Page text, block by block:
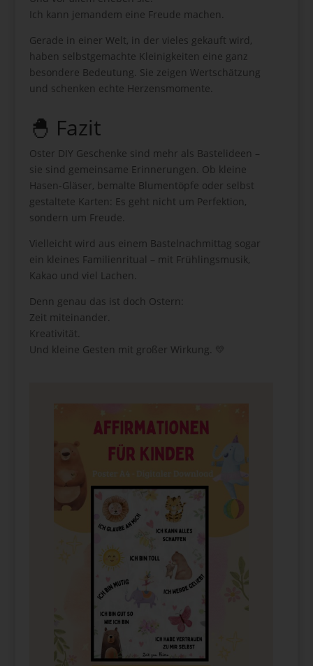
Ich kann jemandem eine Freude machen.
Gerade in einer Welt, in der vieles gekauft wird,
haben selbstgemachte Kleinigkeiten eine ganz
besondere Bedeutung. Sie zeigen Wertschätzung
und schenken echte Herzensmomente.
🐣 Fazit
Oster DIY Geschenke sind mehr als Bastelideen –
sie sind gemeinsame Erinnerungen. Ob kleine
Hasen-Gläser, bemalte Blumentöpfe oder selbst
gestaltete Karten: Es geht nicht um Perfektion,
sondern um Freude.
Vielleicht wird aus einem Bastelnachmittag sogar
ein kleines Familienritual – mit Frühlingsmusik,
Kakao und viel Lachen.
Denn genau das ist doch Ostern:
Zeit miteinander.
Kreativität.
Und kleine Gesten mit großer Wirkung. 💛